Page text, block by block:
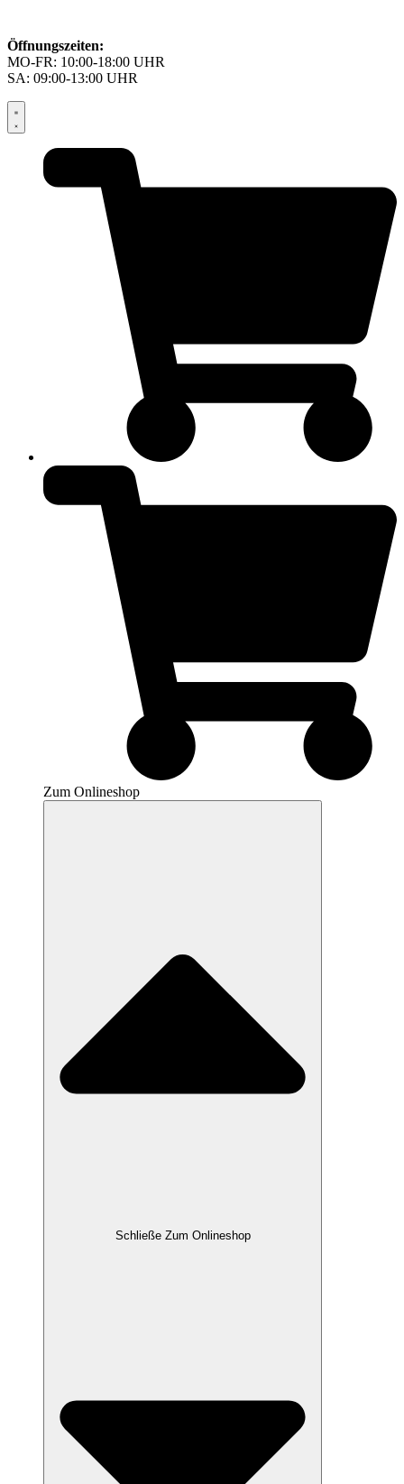
Öffnungszeiten:
MO-FR: 10:00-18:00 UHR
SA: 09:00-13:00 UHR
Zum Onlineshop
Schließe Zum Onlineshop